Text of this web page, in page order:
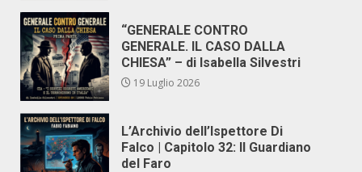
“GENERALE CONTRO
GENERALE. IL CASO DALLA
CHIESA” – di Isabella Silvestri
19 Luglio 2026
L’Archivio dell’Ispettore Di
Falco | Capitolo 32: Il Guardiano
del Faro